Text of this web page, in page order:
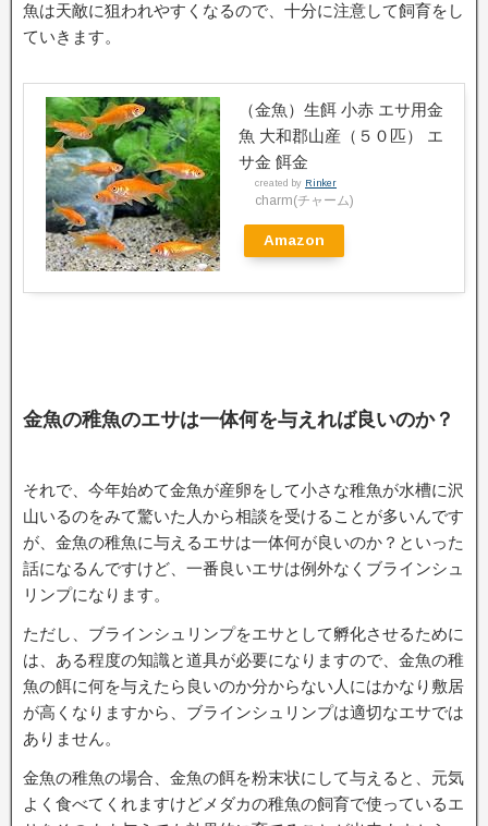
魚は天敵に狙われやすくなるので、十分に注意して飼育をし
ていきます。
（金魚）生餌 小赤 エサ用金
魚 大和郡山産（５０匹） エ
サ金 餌金
created by Rinker
charm(チャーム)
Amazon
金魚の稚魚のエサは一体何を与えれば良いのか？
それで、今年始めて金魚が産卵をして小さな稚魚が水槽に沢
山いるのをみて驚いた人から相談を受けることが多いんです
が、金魚の稚魚に与えるエサは一体何が良いのか？といった
話になるんですけど、一番良いエサは例外なくブラインシュ
リンプになります。
ただし、ブラインシュリンプをエサとして孵化させるために
は、ある程度の知識と道具が必要になりますので、金魚の稚
魚の餌に何を与えたら良いのか分からない人にはかなり敷居
が高くなりますから、ブラインシュリンプは適切なエサでは
ありません。
金魚の稚魚の場合、金魚の餌を粉末状にして与えると、元気
よく食べてくれますけどメダカの稚魚の飼育で使っているエ